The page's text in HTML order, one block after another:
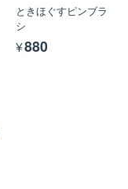
ときほぐすピンブラ
シ
¥880